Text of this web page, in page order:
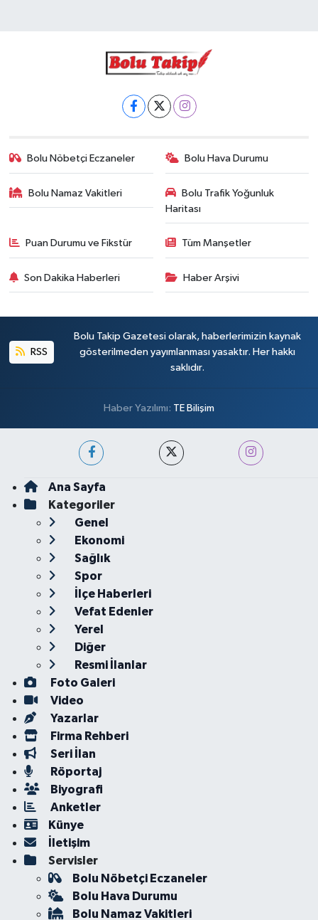
Bolu Nöbetçi Eczaneler Bolu Hava Durumu
Bolu Namaz Vakitleri
Bolu Trafik Yoğunluk
Haritası
Puan Durumu ve Fikstür Tüm Manşetler
Son Dakika Haberleri Haber Arşivi
RSS
Bolu Takip Gazetesi olarak, haberlerimizin kaynak
gösterilmeden yayımlanması yasaktır. Her hakkı
saklıdır.
Haber Yazılımı: TE Bilişim
Ana Sayfa
Kategoriler
Genel
Ekonomi
Sağlık
Spor
İlçe Haberleri
Vefat Edenler
Yerel
Diğer
Resmi İlanlar
Foto Galeri
Video
Yazarlar
Firma Rehberi
Seri İlan
Röportaj
Biyografi
Anketler
Künye
İletişim
Servisler
Bolu Nöbetçi Eczaneler
Bolu Hava Durumu
Bolu Namaz Vakitleri